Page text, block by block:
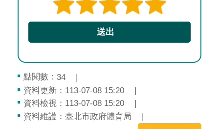
點閱數： 34
資料更新：113-07-08 15:20
資料檢視：113-07-08 15:20
資料維護：臺北市政府體育局